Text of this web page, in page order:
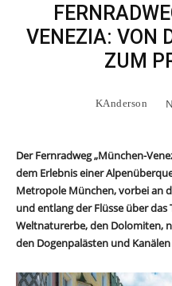
VENEZIA: VON
UM
KAnderson
Der Fernradweg „München-
dem Erlebnis einer
Metropole München, vorbei an
und entlang der Flüsse über das
Weltnaturerbe, den Dolomiten,
den Dogenpalästen und